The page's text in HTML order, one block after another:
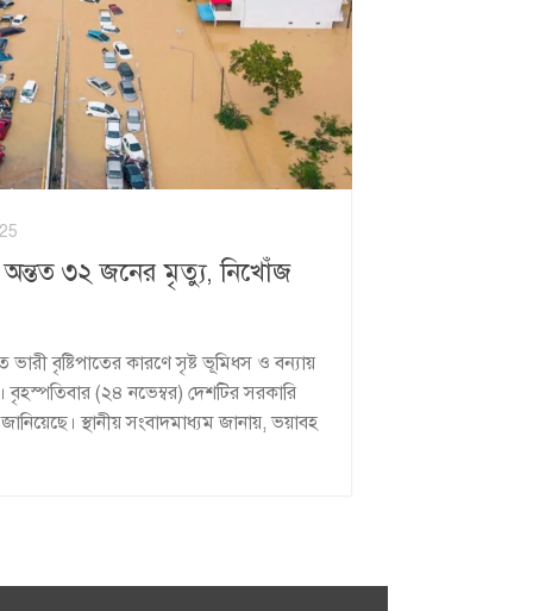
অন্তত ৩২ জনের মৃত্যু, নিখোঁজ
বৃষ্টিপাতের কারণে সৃষ্ট ভূমিধস ও বন্যায়
(২৪ নভেম্বর) দেশটির সরকারি
স্থানীয় সংবাদমাধ্যম জানায়, ভয়াবহ